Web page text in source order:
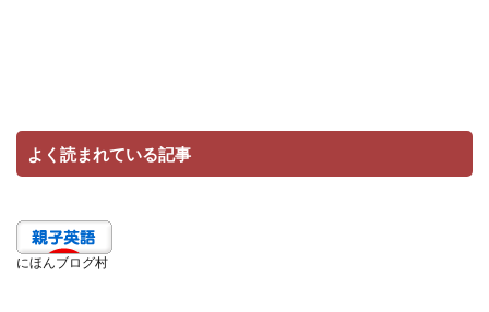
よく読まれている記事
にほんブログ村